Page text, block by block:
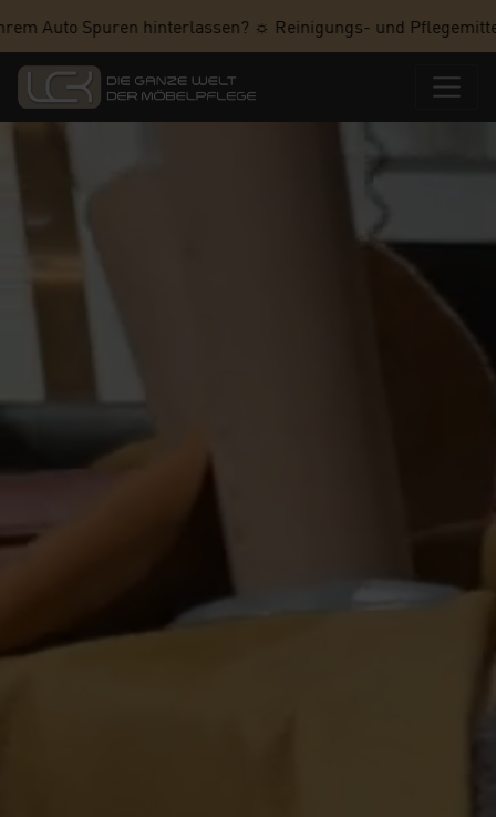
Auto Spuren hinterlassen? ☼ Reinigungs- und Pflegemittel